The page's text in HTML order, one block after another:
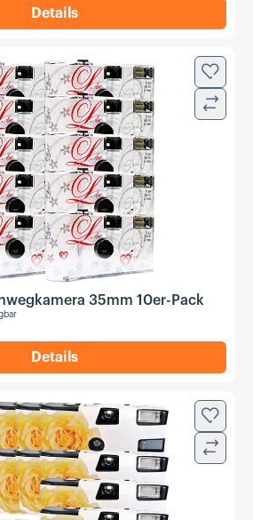
Details
,PHOTO PORST
Zur
35mm 10er-Pack
Details
PHOTO PORST
Zur